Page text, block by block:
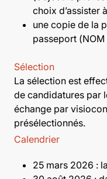
choix d’assister
une copie de la
passeport
Sélection
La sélection est
de candidatures par
échange par
présélectionnés.
Calendrier
25 mars 2026 :